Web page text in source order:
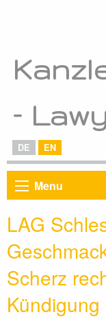
–
DE EN
Menu
LAG
Scherz
Kündigung